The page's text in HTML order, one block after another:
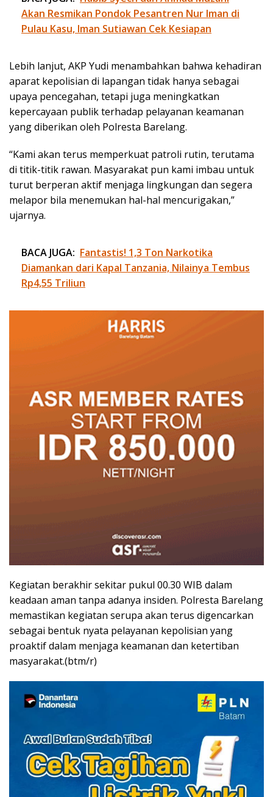
Akan Resmikan Pondok Pesantren Nur Iman di
Pulau Kasu, Iman Sutiawan Cek Kesiapan
Lebih lanjut, AKP Yudi menambahkan bahwa kehadiran
aparat kepolisian di lapangan tidak hanya sebagai
upaya pencegahan, tetapi juga meningkatkan
kepercayaan publik terhadap pelayanan keamanan
yang diberikan oleh Polresta Barelang.
“Kami akan terus memperkuat patroli rutin, terutama
di titik-titik rawan. Masyarakat pun kami imbau untuk
turut berperan aktif menjaga lingkungan dan segera
melapor bila menemukan hal-hal mencurigakan,”
ujarnya.
BACA JUGA: Fantastis! 1,3 Ton Narkotika
Diamankan dari Kapal Tanzania, Nilainya Tembus
Rp4,55 Triliun
Kegiatan berakhir sekitar pukul 00.30 WIB dalam
keadaan aman tanpa adanya insiden. Polresta Barelang
memastikan kegiatan serupa akan terus digencarkan
sebagai bentuk nyata pelayanan kepolisian yang
proaktif dalam menjaga keamanan dan ketertiban
masyarakat.(btm/r)